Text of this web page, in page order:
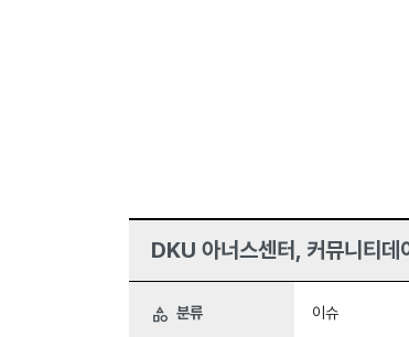
DKU 아너스센터, 커뮤니티데
category 분류 이슈